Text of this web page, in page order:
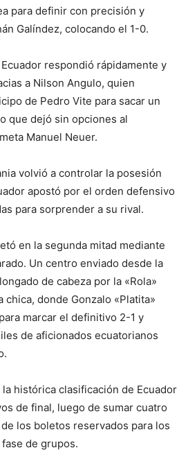
para definir con precisión y
Galíndez, colocando el 1-0.
respondió rápidamente y
a Nilson Angulo, quien
de Pedro Vite para sacar un
que dejó sin opciones al
Manuel Neuer.
volvió a controlar la posesión
apostó por el orden defensivo
para sorprender a su rival.
en la segunda mitad mediante
Un centro enviado desde la
de cabeza por la «Rola»
chica, donde Gonzalo «Platita»
marcar el definitivo 2-1 y
de aficionados ecuatorianos
histórica clasificación de Ecuador
de final, luego de sumar cuatro
los boletos reservados para los
de grupos.